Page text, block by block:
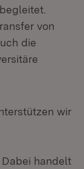
von
die
wir
handelt